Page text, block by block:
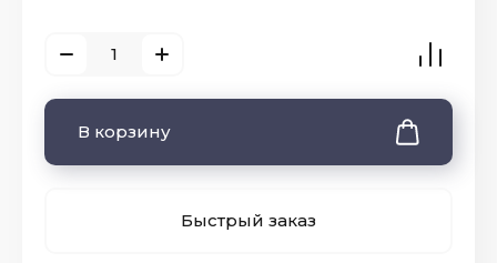
В корзину
Быстрый заказ